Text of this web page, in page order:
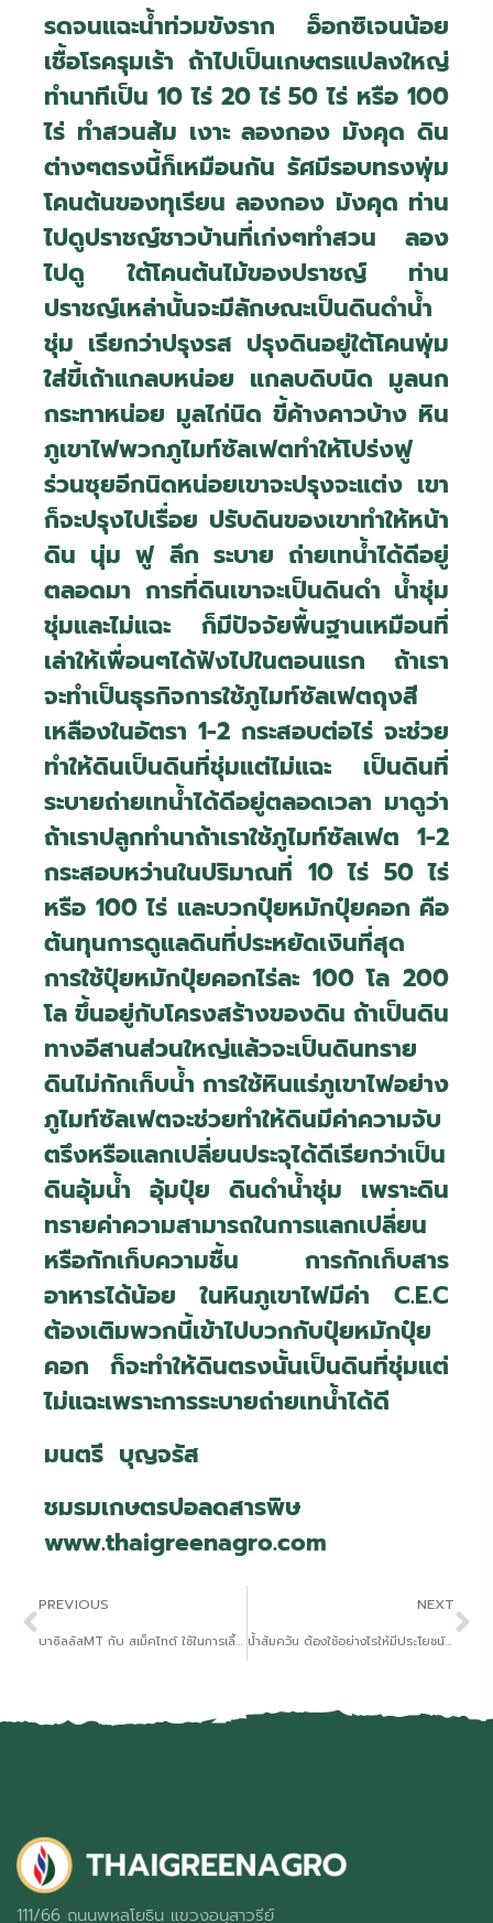
รดจนแฉะน้ำท่วมขังราก อ็อกซิเจนน้อย
เชื้อโรครุมเร้า ถ้าไปเป็นเกษตรแปลงใหญ่
ทำนาทีเป็น 10 ไร่ 20 ไร่ 50 ไร่ หรือ 100
ไร่ ทำสวนส้ม เงาะ ลองกอง มังคุด ดิน
ต่างๆตรงนี้ก็เหมือนกัน รัศมีรอบทรงพุ่ม
โคนต้นของทุเรียน ลองกอง มังคุด ท่าน
ไปดูปราชญ์ชาวบ้านที่เก่งๆทำสวน ลอง
ไปดู ใต้โคนต้นไม้ของปราชญ์ ท่าน
ปราชญ์เหล่านั้นจะมีลักษณะเป็นดินดำน้ำ
ชุ่ม เรียกว่าปรุงรส ปรุงดินอยู่ใต้โคนพุ่ม
ใส่ขี้เถ้าแกลบหน่อย แกลบดิบนิด มูลนก
กระทาหน่อย มูลไก่นิด ขี้ค้างคาวบ้าง หิน
ภูเขาไฟพวกภูไมท์ซัลเฟตทำให้โปร่งฟู
ร่วนซุยอีกนิดหน่อยเขาจะปรุงจะแต่ง เขา
ก็จะปรุงไปเรื่อย ปรับดินของเขาทำให้หน้า
ดิน นุ่ม ฟู ลึก ระบาย ถ่ายเทน้ำได้ดีอยู่
ตลอดมา การที่ดินเขาจะเป็นดินดำ น้ำชุ่ม
ชุ่มและไม่แฉะ ก็มีปัจจัยพื้นฐานเหมือนที่
เล่าให้เพื่อนๆได้ฟังไปในตอนแรก ถ้าเรา
จะทำเป็นธุรกิจการใช้ภูไมท์ซัลเฟตถุงสี
เหลืองในอัตรา 1-2 กระสอบต่อไร่ จะช่วย
ทำให้ดินเป็นดินที่ชุ่มแต่ไม่แฉะ เป็นดินที่
ระบายถ่ายเทน้ำได้ดีอยู่ตลอดเวลา มาดูว่า
ถ้าเราปลูกทำนาถ้าเราใช้ภูไมท์ซัลเฟต 1-2
กระสอบหว่านในปริมาณที่ 10 ไร่ 50 ไร่
หรือ 100 ไร่ และบวกปุ๋ยหมักปุ๋ยคอก คือ
ต้นทุนการดูแลดินที่ประหยัดเงินที่สุด
การใช้ปุ๋ยหมักปุ๋ยคอกไร่ละ 100 โล 200
โล ขึ้นอยู่กับโครงสร้างของดิน ถ้าเป็นดิน
ทางอีสานส่วนใหญ่แล้วจะเป็นดินทราย
ดินไม่กักเก็บน้ำ การใช้หินแร่ภูเขาไฟอย่าง
ภูไมท์ซัลเฟตจะช่วยทำให้ดินมีค่าความจับ
ตรึงหรือแลกเปลี่ยนประจุได้ดีเรียกว่าเป็น
ดินอุ้มน้ำ อุ้มปุ๋ย ดินดำน้ำชุ่ม เพราะดิน
ทรายค่าความสามารถในการแลกเปลี่ยน
หรือกักเก็บความชื้น การกักเก็บสาร
อาหารได้น้อย ในหินภูเขาไฟมีค่า C.E.C
ต้องเติมพวกนี้เข้าไปบวกกับปุ๋ยหมักปุ๋ย
คอก ก็จะทำให้ดินตรงนั้นเป็นดินที่ชุ่มแต่
ไม่แฉะเพราะการระบายถ่ายเทน้ำได้ดี
มนตรี บุญจรัส
ชมรมเกษตรปอลดสารพิษ
www.thaigreenagro.com
PREVIOUS
บาซิลลัสMT กับ สเม็คไทต์ ใช้ในการเลี้ยงสัตว์น้ำดีอย่างไร
NEXT
น้ำส้มควัน ต้องใช้อย่างไรให้มีประโยชน์ตรงเป้าหมาย
111/66 ถนนพหลโยธิน แขวงอนุสาวรีย์